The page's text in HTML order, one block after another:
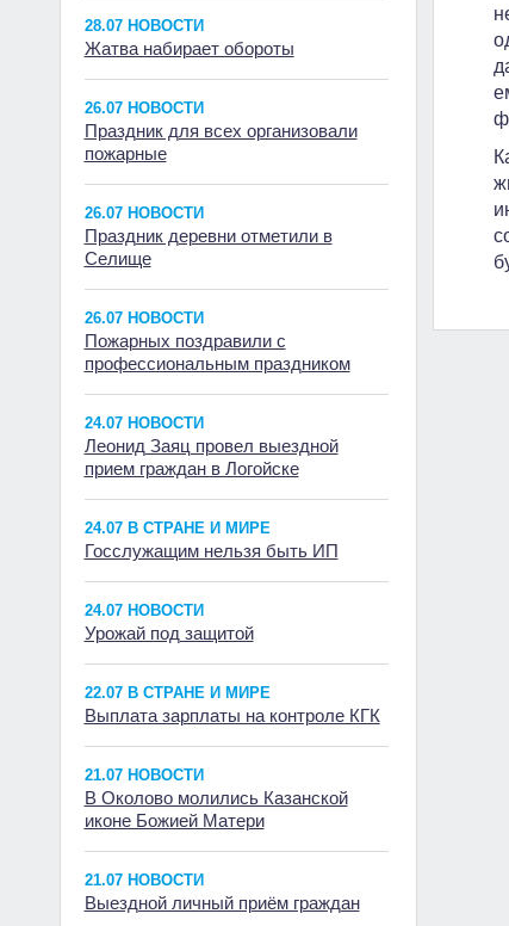
28.07 НОВОСТИ
Жатва набирает обороты
26.07 НОВОСТИ
Праздник для всех организовали
пожарные
26.07 НОВОСТИ
Праздник деревни отметили в
Селище
26.07 НОВОСТИ
Пожарных поздравили с
профессиональным праздником
24.07 НОВОСТИ
Леонид Заяц провел выездной
прием граждан в Логойске
24.07 В СТРАНЕ И МИРЕ
Госслужащим нельзя быть ИП
24.07 НОВОСТИ
Урожай под защитой
22.07 В СТРАНЕ И МИРЕ
Выплата зарплаты на контроле КГК
21.07 НОВОСТИ
В Околово молились Казанской
иконе Божией Матери
21.07 НОВОСТИ
Выездной личный приём граждан